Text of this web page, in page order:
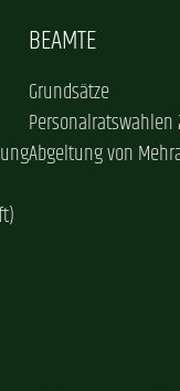
BEAMTE
Grundsätze
Personalratswahlen
Abgeltung von